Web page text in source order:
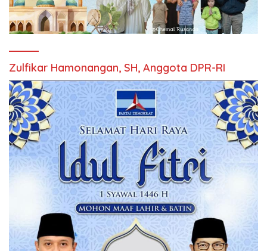
Zulfikar Hamonangan, SH, Anggota DPR-RI